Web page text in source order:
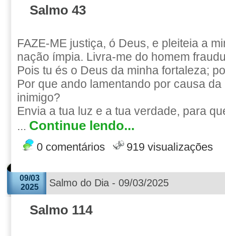
Salmo 43
FAZE-ME justiça, ó Deus, e pleiteia a
nação ímpia. Livra-me do homem
Pois tu és o Deus da minha fortaleza;
Por que ando lamentando por causa
inimigo?
Envia a tua luz e a tua verdade, para
... Continue lendo...
0 comentários 919 visualizações
09/03
2025
Salmo do Dia - 09/03/2025
Salmo 114